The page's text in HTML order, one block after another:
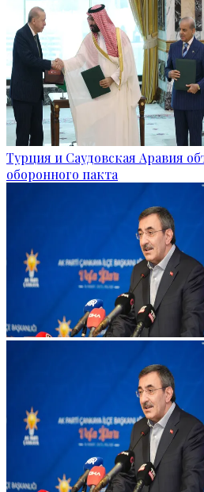
Турция и Саудовская Аравия
оборонного пакта